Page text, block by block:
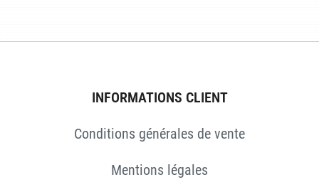
INFORMATIONS CLIENT
Conditions générales de vente
Mentions légales